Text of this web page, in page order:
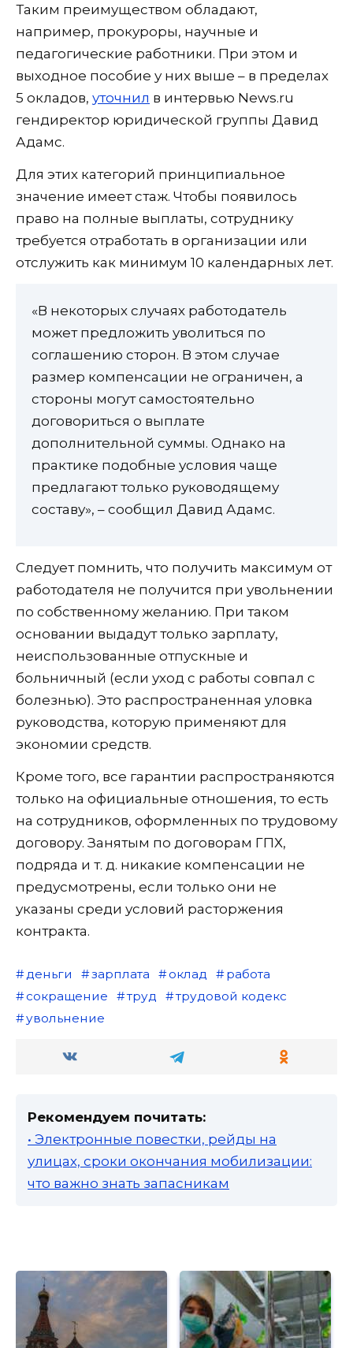
Таким преимуществом обладают,
например, прокуроры, научные и
педагогические работники. При этом и
выходное пособие у них выше – в пределах
5 окладов, уточнил в интервью News.ru
гендиректор юридической группы Давид
Адамс.
Для этих категорий принципиальное
значение имеет стаж. Чтобы появилось
право на полные выплаты, сотруднику
требуется отработать в организации или
отслужить как минимум 10 календарных лет.
«В некоторых случаях работодатель
может предложить уволиться по
соглашению сторон. В этом случае
размер компенсации не ограничен, а
стороны могут самостоятельно
договориться о выплате
дополнительной суммы. Однако на
практике подобные условия чаще
предлагают только руководящему
составу», – сообщил Давид Адамс.
Следует помнить, что получить максимум от
работодателя не получится при увольнении
по собственному желанию. При таком
основании выдадут только зарплату,
неиспользованные отпускные и
больничный (если уход с работы совпал с
болезнью). Это распространенная уловка
руководства, которую применяют для
экономии средств.
Кроме того, все гарантии распространяются
только на официальные отношения, то есть
на сотрудников, оформленных по трудовому
договору. Занятым по договорам ГПХ,
подряда и т. д. никакие компенсации не
предусмотрены, если только они не
указаны среди условий расторжения
контракта.
деньги зарплата оклад
работа
сокращение
труд
трудовой кодекс
увольнение
Рекомендуем почитать:
• Электронные повестки, рейды на
улицах, сроки окончания мобилизации:
что важно знать запасникам